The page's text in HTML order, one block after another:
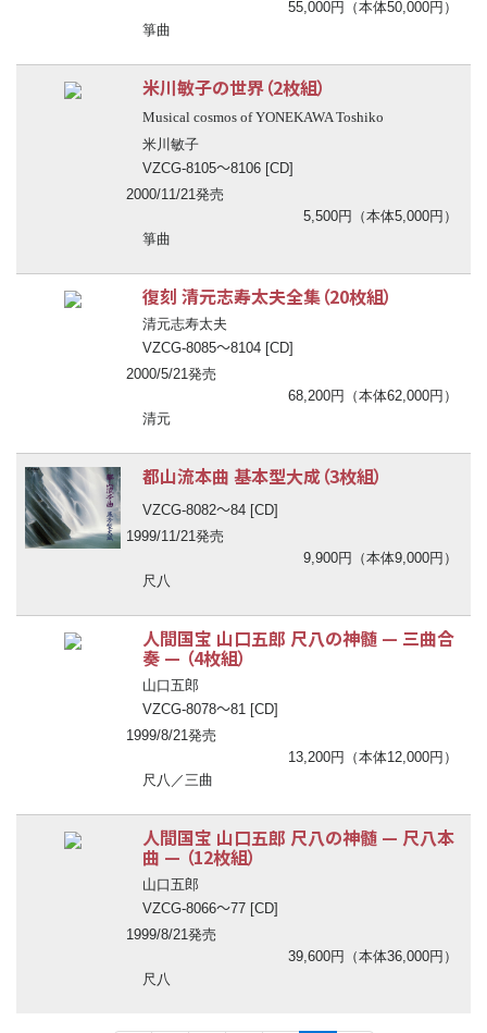
55,000円（本体50,000円）
箏曲
米川敏子の世界（2枚組）
Musical cosmos of YONEKAWA Toshiko
米川敏子
VZCG-8105〜8106 [CD]
2000/11/21発売
5,500円（本体5,000円）
箏曲
復刻 清元志寿太夫全集（20枚組）
清元志寿太夫
VZCG-8085〜8104 [CD]
2000/5/21発売
68,200円（本体62,000円）
清元
都山流本曲 基本型大成（3枚組）
VZCG-8082〜84 [CD]
1999/11/21発売
9,900円（本体9,000円）
尺八
人間国宝 山口五郎 尺八の神髄 — 三曲合
奏 — （4枚組）
山口五郎
VZCG-8078〜81 [CD]
1999/8/21発売
13,200円（本体12,000円）
尺八／三曲
人間国宝 山口五郎 尺八の神髄 — 尺八本
曲 — （12枚組）
山口五郎
VZCG-8066〜77 [CD]
1999/8/21発売
39,600円（本体36,000円）
尺八